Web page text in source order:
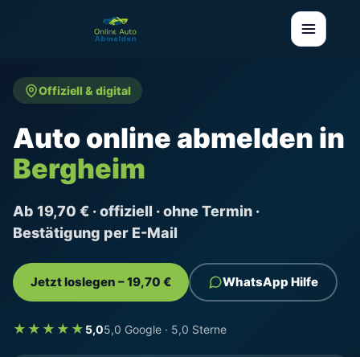
Offiziell & digital
Auto online abmelden in
Bergheim
Ab 19,70 € · offiziell · ohne Termin ·
Bestätigung per E-Mail
Jetzt loslegen – 19,70 € WhatsApp Hilfe
★★★★★ 5,05,0 Google · 5,0 Sterne